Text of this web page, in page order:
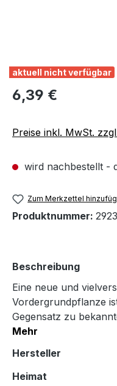
aktuell nicht verfügbar
Regulärer Preis:
6,39 €
Preise inkl. MwSt.
wird nachbestellt -
Zum Merkzettel
Produktnummer:
Beschreibung
Eine neue und
Vordergrundpflanze
Gegensatz zu
Mehr
Hersteller
Heimat